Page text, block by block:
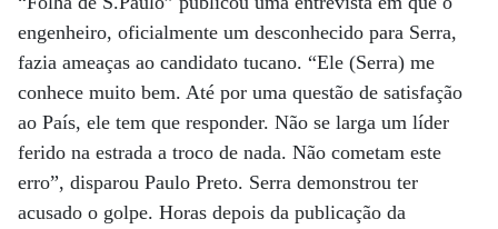
engenheiro, oficialmente um desconhecido para Serra,
fazia ameaças ao candidato tucano. “Ele (Serra) me
conhece muito bem. Até por uma questão de satisfação
ao País, ele tem que responder. Não se larga um líder
ferido na estrada a troco de nada. Não cometam este
erro”, disparou Paulo Preto. Serra demonstrou ter
acusado o golpe. Horas depois da publicação da